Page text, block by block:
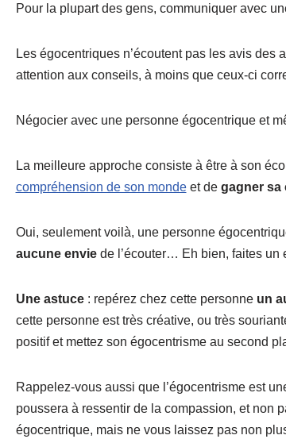
Pour la plupart des gens, communiquer avec
Les égocentriques n’écoutent pas les avis
attention aux conseils, à moins que ceux-ci
Négocier avec une personne égocentrique et
La meilleure approche consiste à être à son
compréhension de son mondeet de gagner sa
Oui, seulement voilà, une personne
aucune enviede l’écouter… Eh bien, faites un
Une astuce: repérez chez cette personne un
cette personne est très créative, ou très
positif et mettez son égocentrisme au second
Rappelez-vous aussi que l’égocentrisme est
poussera à ressentir de la compassion, et non
égocentrique, mais ne vous laissez pas non